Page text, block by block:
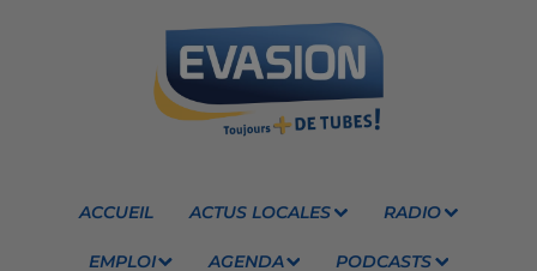
ACCUEIL ACTUS LOCALES RADIO
EMPLOI AGENDA PODCASTS